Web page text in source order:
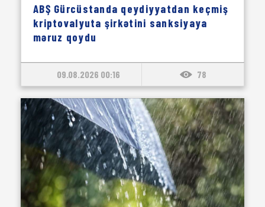
ABŞ Gürcüstanda qeydiyyatdan keçmiş
kriptovalyuta şirkətini sanksiyaya
məruz qoydu
09.08.2026 00:16 78